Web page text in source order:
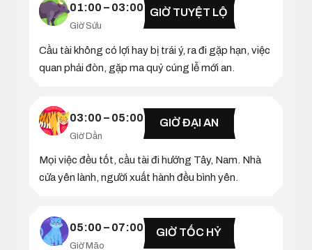
01:00 – 03:00
Giờ Sửu
GIỜ TUYỆT LỘ
Cầu tài không có lợi hay bị trái ý, ra đi gặp hạn, việc
quan phải đòn, gặp ma quỷ cúng lễ mới an.
03:00 – 05:00
Giờ Dần
GIỜ ĐẠI AN
Mọi việc đều tốt, cầu tài đi hướng Tây, Nam. Nhà
cửa yên lành, người xuất hành đều bình yên.
05:00 – 07:00
Giờ Mão
GIỜ TỐC HỶ